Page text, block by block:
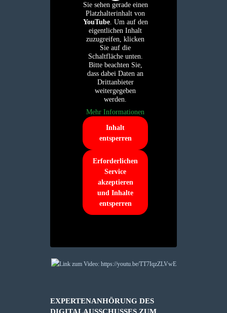
Sie sehen gerade einen
Platzhalterinhalt von
YouTube. Um auf den
eigentlichen Inhalt
zuzugreifen, klicken
Sie auf die
Schaltfläche unten.
Bitte beachten Sie,
dass dabei Daten an
Drittanbieter
weitergegeben
werden.
Mehr Informationen
Inhalt
entsperren
Erforderlichen
Service
akzeptieren
und Inhalte
entsperren
EXPERTENANHÖRUNG DES